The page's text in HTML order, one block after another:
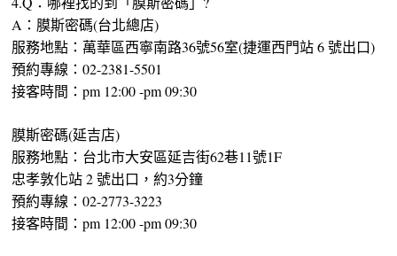
A：膜斯密碼(台北總店)
服務地點：萬華區西寧南路36號56室(捷運西門站 6 號出口)
預約專線：02-2381-5501
接客時間：pm 12:00 -pm 09:30
膜斯密碼(延吉店)
服務地點：台北市大安區延吉街62巷11號1F
忠孝敦化站 2 號出口，約3分鐘
預約專線：02-2773-3223
接客時間：pm 12:00 -pm 09:30